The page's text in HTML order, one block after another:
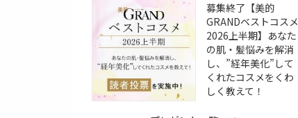
募集終了【美的
GRANDベストコスメ
2026上半期】あなた
の肌・髪悩みを解消
し、”経年美化”して
くれたコスメをくわ
しく教えて！